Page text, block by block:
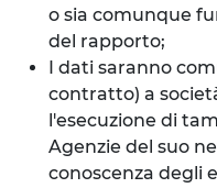
o sia comunque
del rapporto;
I dati saranno
contratto) a
l'esecuzione di
Agenzie del suo
conoscenza degli